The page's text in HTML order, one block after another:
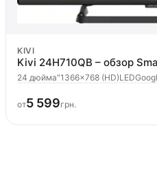
KIVI
Kivi 24H710QB – обзор
24 дюйма"1366x768 (HD)LED
от5 599грн.